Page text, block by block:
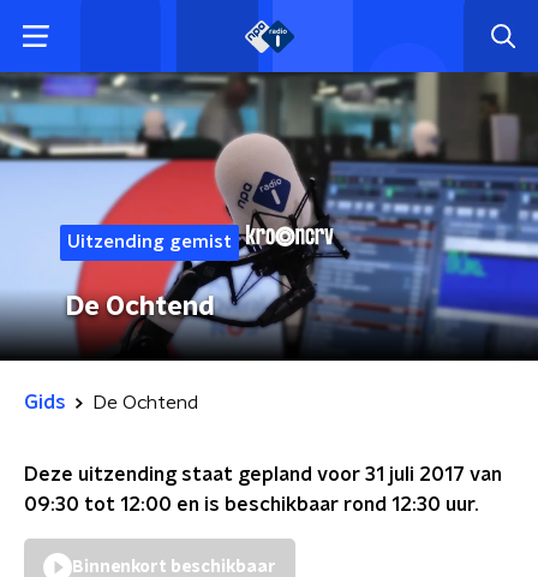
Uitzending gemist
De Ochtend
Gids De Ochtend
Deze uitzending staat gepland voor 31 juli 2017 van
09:30 tot 12:00 en is beschikbaar rond 12:30 uur.
Binnenkort beschikbaar